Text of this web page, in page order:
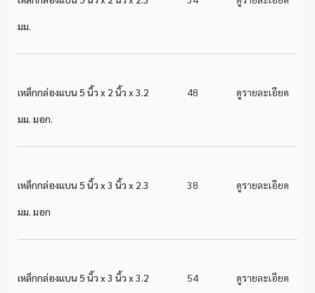
มม.
เหล็กกล่องแบน 5 นิ้ว x 2 นิ้ว x 3.2
มม. มอก.
48 ดูรายละเอียด
เหล็กกล่องแบน 5 นิ้ว x 3 นิ้ว x 2.3
มม. มอก
38 ดูรายละเอียด
เหล็กกล่องแบน 5 นิ้ว x 3 นิ้ว x 3.2 54 ดูรายละเอียด